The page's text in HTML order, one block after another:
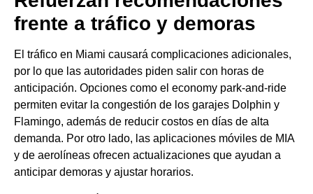
frente a tráfico y demoras
El tráfico en Miami causará complicaciones adicionales,
por lo que las autoridades piden salir con horas de
anticipación. Opciones como el economy park-and-ride
permiten evitar la congestión de los garajes Dolphin y
Flamingo, además de reducir costos en días de alta
demanda. Por otro lado, las aplicaciones móviles de MIA
y de aerolíneas ofrecen actualizaciones que ayudan a
anticipar demoras y ajustar horarios.